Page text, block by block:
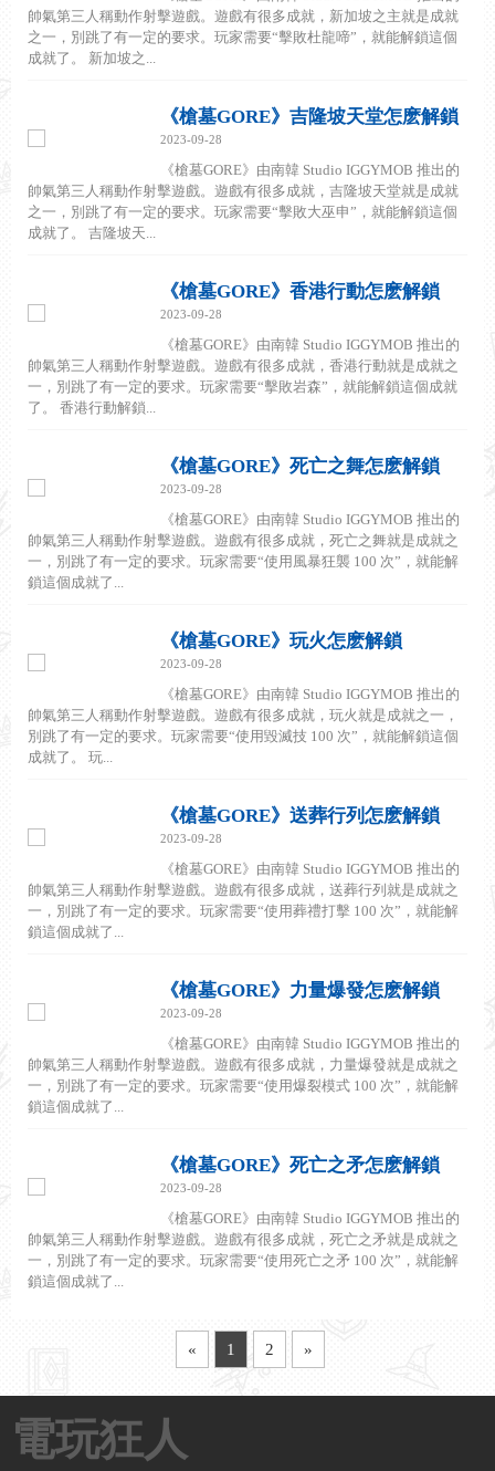
帥氣第三人稱動作射擊遊戲。遊戲有很多成就，新加坡之主就是成就
之一，別跳了有一定的要求。玩家需要“擊敗杜龍啼”，就能解鎖這個
成就了。 新加坡之...
《槍墓GORE》吉隆坡天堂怎麽解鎖
2023-09-28
《槍墓GORE》由南韓 Studio IGGYMOB 推出的
帥氣第三人稱動作射擊遊戲。遊戲有很多成就，吉隆坡天堂就是成就
之一，別跳了有一定的要求。玩家需要“擊敗大巫申”，就能解鎖這個
成就了。 吉隆坡天...
《槍墓GORE》香港行動怎麽解鎖
2023-09-28
《槍墓GORE》由南韓 Studio IGGYMOB 推出的
帥氣第三人稱動作射擊遊戲。遊戲有很多成就，香港行動就是成就之
一，別跳了有一定的要求。玩家需要“擊敗岩森”，就能解鎖這個成就
了。 香港行動解鎖...
《槍墓GORE》死亡之舞怎麽解鎖
2023-09-28
《槍墓GORE》由南韓 Studio IGGYMOB 推出的
帥氣第三人稱動作射擊遊戲。遊戲有很多成就，死亡之舞就是成就之
一，別跳了有一定的要求。玩家需要“使用風暴狂襲 100 次”，就能解
鎖這個成就了...
《槍墓GORE》玩火怎麽解鎖
2023-09-28
《槍墓GORE》由南韓 Studio IGGYMOB 推出的
帥氣第三人稱動作射擊遊戲。遊戲有很多成就，玩火就是成就之一，
別跳了有一定的要求。玩家需要“使用毀滅技 100 次”，就能解鎖這個
成就了。 玩...
《槍墓GORE》送葬行列怎麽解鎖
2023-09-28
《槍墓GORE》由南韓 Studio IGGYMOB 推出的
帥氣第三人稱動作射擊遊戲。遊戲有很多成就，送葬行列就是成就之
一，別跳了有一定的要求。玩家需要“使用葬禮打擊 100 次”，就能解
鎖這個成就了...
《槍墓GORE》力量爆發怎麽解鎖
2023-09-28
《槍墓GORE》由南韓 Studio IGGYMOB 推出的
帥氣第三人稱動作射擊遊戲。遊戲有很多成就，力量爆發就是成就之
一，別跳了有一定的要求。玩家需要“使用爆裂模式 100 次”，就能解
鎖這個成就了...
《槍墓GORE》死亡之矛怎麽解鎖
2023-09-28
《槍墓GORE》由南韓 Studio IGGYMOB 推出的
帥氣第三人稱動作射擊遊戲。遊戲有很多成就，死亡之矛就是成就之
一，別跳了有一定的要求。玩家需要“使用死亡之矛 100 次”，就能解
鎖這個成就了...
« 1 2 »
電玩狂人